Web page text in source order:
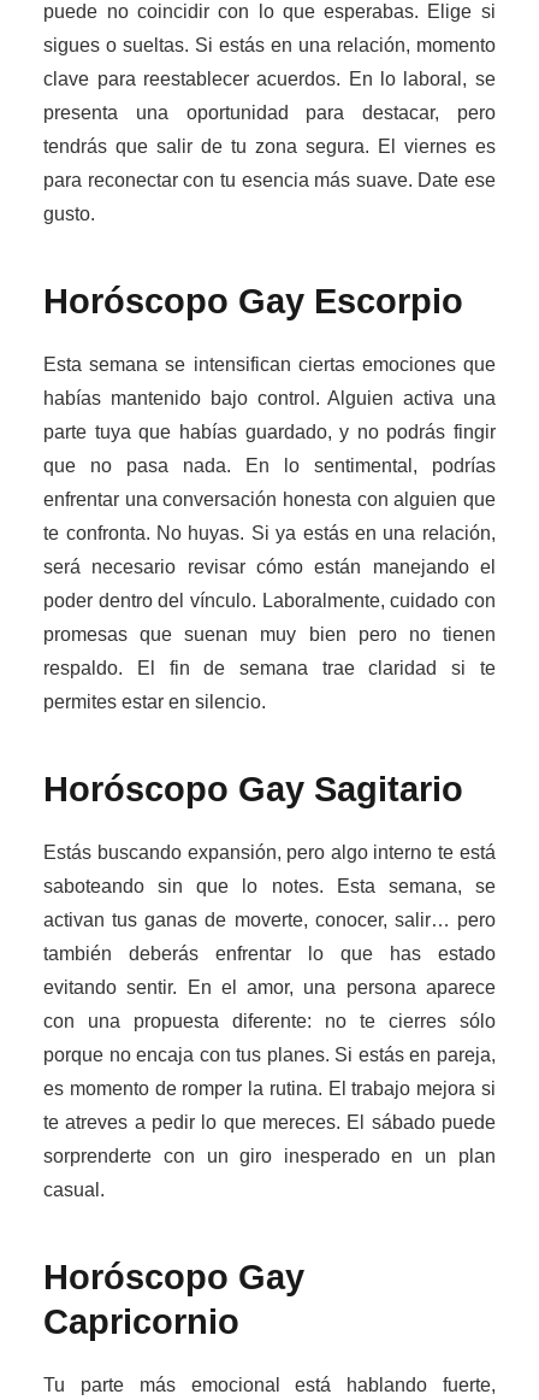
puede no coincidir con lo que esperabas. Elige si
sigues o sueltas. Si estás en una relación, momento
clave para reestablecer acuerdos. En lo laboral, se
presenta una oportunidad para destacar, pero
tendrás que salir de tu zona segura. El viernes es
para reconectar con tu esencia más suave. Date ese
gusto.
Horóscopo Gay Escorpio
Esta semana se intensifican ciertas emociones que
habías mantenido bajo control. Alguien activa una
parte tuya que habías guardado, y no podrás fingir
que no pasa nada. En lo sentimental, podrías
enfrentar una conversación honesta con alguien que
te confronta. No huyas. Si ya estás en una relación,
será necesario revisar cómo están manejando el
poder dentro del vínculo. Laboralmente, cuidado con
promesas que suenan muy bien pero no tienen
respaldo. El fin de semana trae claridad si te
permites estar en silencio.
Horóscopo Gay Sagitario
Estás buscando expansión, pero algo interno te está
saboteando sin que lo notes. Esta semana, se
activan tus ganas de moverte, conocer, salir… pero
también deberás enfrentar lo que has estado
evitando sentir. En el amor, una persona aparece
con una propuesta diferente: no te cierres sólo
porque no encaja con tus planes. Si estás en pareja,
es momento de romper la rutina. El trabajo mejora si
te atreves a pedir lo que mereces. El sábado puede
sorprenderte con un giro inesperado en un plan
casual.
Horóscopo Gay
Capricornio
Tu parte más emocional está hablando fuerte,